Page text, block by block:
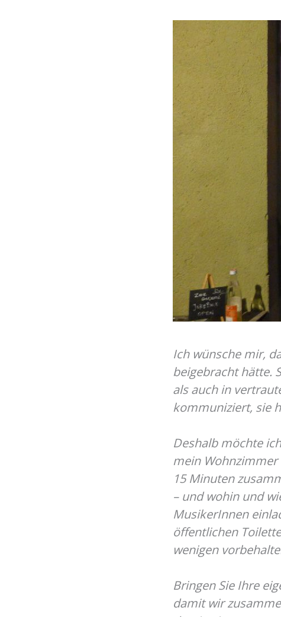
Ich wünsche mir,
beigebracht hätte.
als auch in
kommuniziert, sie
Deshalb möchte
mein
15 Minuten
– und wohin und
MusikerInnen
öffentlichen
wenigen
Bringen Sie Ihre
damit wir